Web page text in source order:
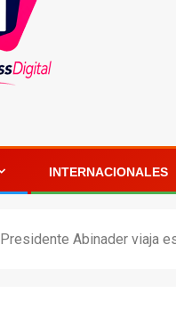
INTERNACIONALES
Presidente Abinader viaja